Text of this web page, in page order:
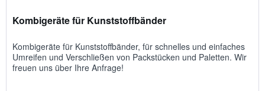
Kombigeräte für Kunststoffbänder
Kombigeräte für Kunststoffbänder, für schnelles und einfaches
Umreifen und Verschließen von Packstücken und Paletten. Wir
freuen uns über Ihre Anfrage!